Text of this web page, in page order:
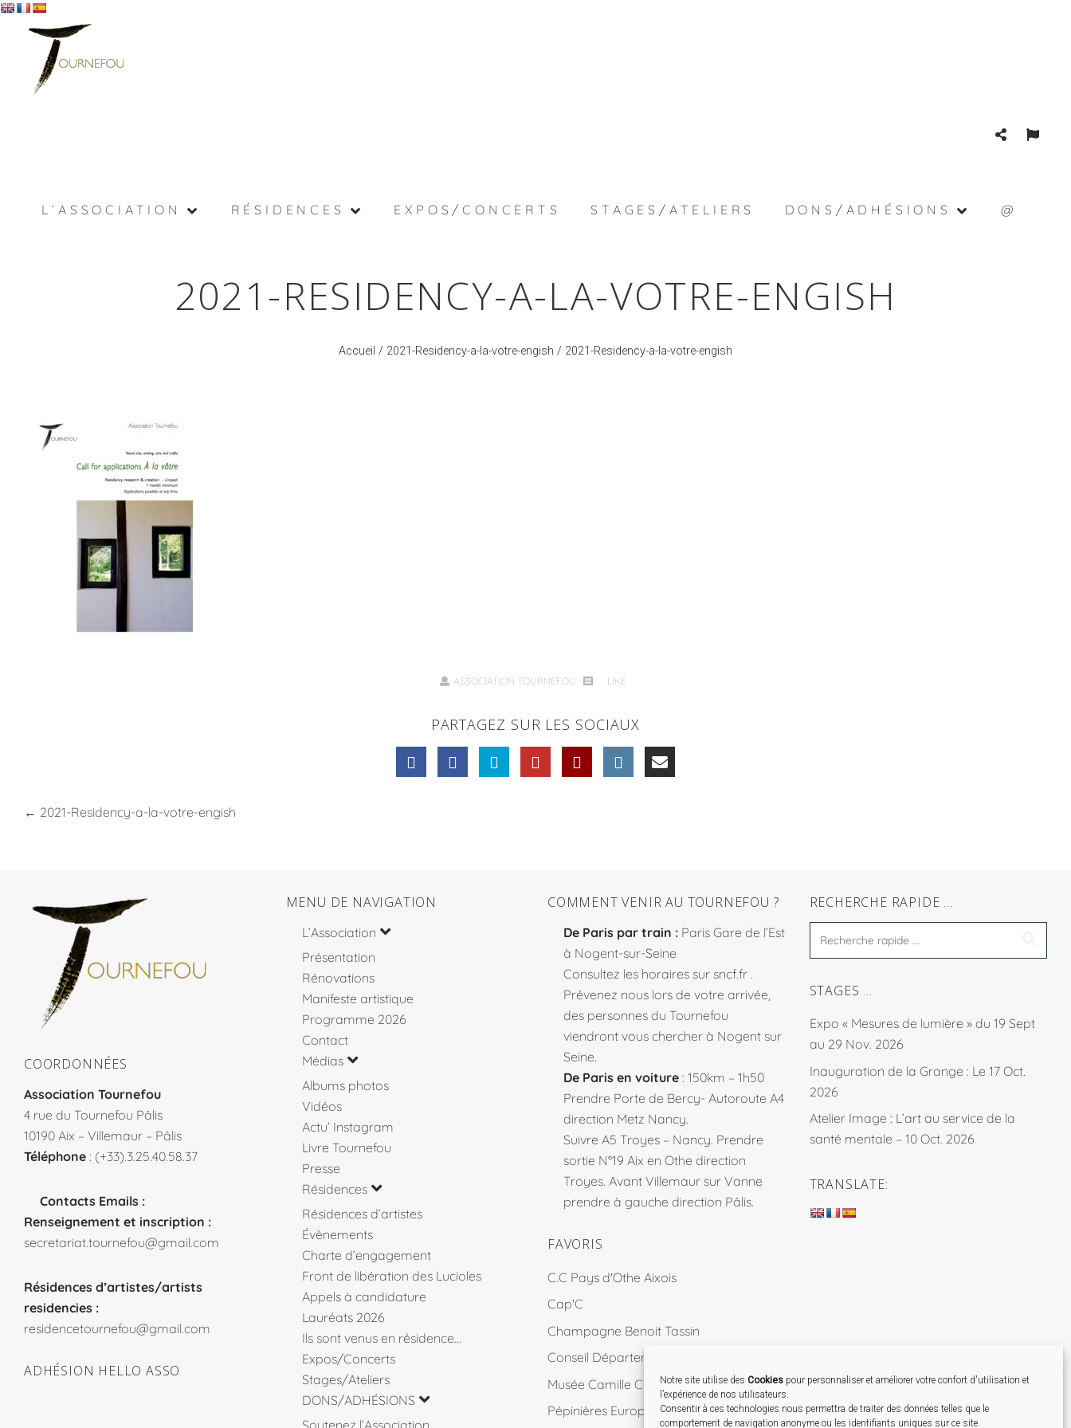
Notre site utilise des Cookies pour personnaliser et améliorer votre confort d'utilisation et
l’expérience de nos utilisateurs.
Consentir à ces technologies nous permettra de traiter des données telles que le
comportement de navigation anonyme ou les identifiants uniques sur ce site.
L’ASSOCIATION RÉSIDENCES EXPOS/CONCERTS STAGES/ATELIERS DONS/ADHÉSIONS @
2021-RESIDENCY-A-LA-VOTRE-ENGISH
Accueil / 2021-Residency-a-la-votre-engish / 2021-Residency-a-la-votre-engish
ASSOCIATION TOURNEFOU LIKE
PARTAGEZ SUR LES SOCIAUX
← 2021-Residency-a-la-votre-engish
COORDONNÉES
Association Tournefou
4 rue du Tournefou Pâlis
10190 Aix – Villemaur – Pâlis
Téléphone : (+33).3.25.40.58.37
Contacts Emails :
Renseignement et inscription :
secretariat.tournefou@gmail.com
Résidences d’artistes/artists
residencies :
residencetournefou@gmail.com
ADHÉSION HELLO ASSO
MENU DE NAVIGATION
L’Association
Présentation
Rénovations
Manifeste artistique
Programme 2026
Contact
Médias
Albums photos
Vidéos
Actu’ Instagram
Livre Tournefou
Presse
Résidences
Résidences d’artistes
Évènements
Charte d’engagement
Front de libération des Lucioles
Appels à candidature
Lauréats 2026
Ils sont venus en résidence…
Expos/Concerts
Stages/Ateliers
DONS/ADHÉSIONS
Soutenez l’Association
COMMENT VENIR AU TOURNEFOU ?
De Paris par train : Paris Gare de l’Est
à Nogent-sur-Seine
Consultez les horaires sur sncf.fr .
Prévenez nous lors de votre arrivée,
des personnes du Tournefou
viendront vous chercher à Nogent sur
Seine.
De Paris en voiture : 150km – 1h50
Prendre Porte de Bercy- Autoroute A4
direction Metz Nancy.
Suivre A5 Troyes – Nancy. Prendre
sortie N°19 Aix en Othe direction
Troyes. Avant Villemaur sur Vanne
prendre à gauche direction Pâlis.
FAVORIS
C.C Pays d'Othe Aixois
Cap'C
Champagne Benoit Tassin
Conseil Départemental 10
Musée Camille Claudel
Pépinières Européennes de Création
RECHERCHE RAPIDE …
STAGES …
Expo « Mesures de lumière » du 19 Sept
au 29 Nov. 2026
Inauguration de la Grange : Le 17 Oct.
2026
Atelier Image : L’art au service de la
santé mentale – 10 Oct. 2026
TRANSLATE: